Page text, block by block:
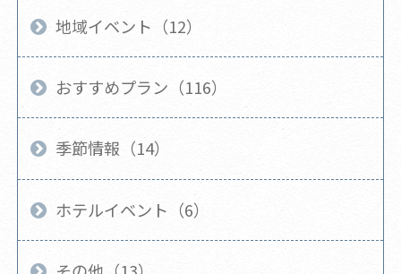
地域イベント（12）
おすすめプラン（116）
季節情報（14）
ホテルイベント（6）